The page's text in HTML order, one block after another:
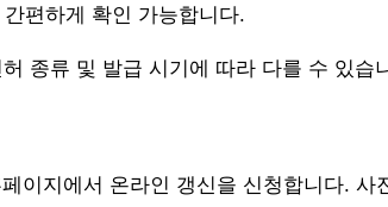
편하게 확인 가능합니다.
종류 및 발급 시기에 따라 다를 수 있습
이지에서 온라인 갱신을 신청합니다. 사